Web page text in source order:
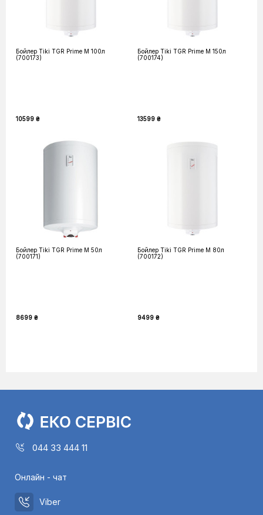
Бойлер Tiki TGR Prime M 100л
(700173)
10599 ₴
Бойлер Tiki TGR Prime M 150л
(700174)
13599 ₴
Бойлер Tiki TGR Prime M 50л
(700171)
8699 ₴
Бойлер Tiki TGR Prime M 80л
(700172)
9499 ₴
044 33 444 11
Онлайн - чат
Viber